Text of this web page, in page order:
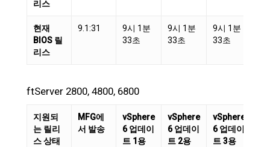
리스
현재
BIOS 릴
리스
9.1:31
9시 1분
33초
9시 1분
33초
9시 1분
33초
ftServer 2800, 4800, 6800
지원되
는 릴리
스 상태
MFG에
서 발송
vSphere
6 업데이
트 1용
vSphere
6 업데이
트 2용
vSphere
6 업데이
트 3용